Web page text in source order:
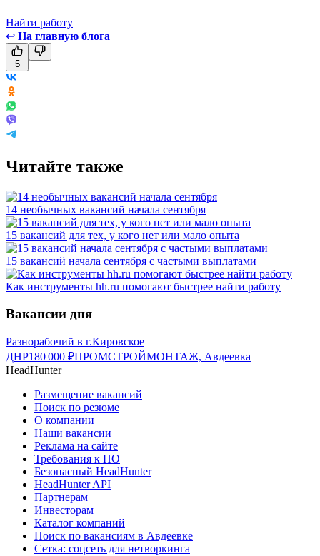
Найти работу
↩ На главную блога
5
Читайте также
14 необычных вакансий начала сентября
15 вакансий для тех, у кого нет или мало опыта
15 вакансий начала сентября с частыми выплатами
Как инструменты hh.ru помогают быстрее найти работу
Вакансии дня
Разнорабочий в г.Кировское
ДНР180 000 ₽ПРОМСТРОЙМОНТАЖ, Авдеевка
HeadHunter
Размещение вакансий
Поиск по резюме
О компании
Наши вакансии
Реклама на сайте
Требования к ПО
Безопасный HeadHunter
HeadHunter API
Партнерам
Инвесторам
Каталог компаний
Поиск по вакансиям в Авдеевке
Сетка: соцсеть для нетворкинга